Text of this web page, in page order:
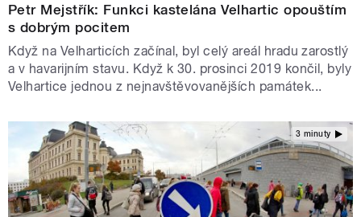
Petr Mejstřík: Funkci kastelána Velhartic opouštím
s dobrým pocitem
Když na Velharticích začínal, byl celý areál hradu zarostlý
a v havarijním stavu. Když k 30. prosinci 2019 končil, byly
Velhartice jednou z nejnavštěvovanějších památek...
3 minuty